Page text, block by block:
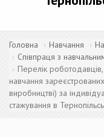
Головна Навчання
Співпраця з
Перелік
навчання
виробництві) за
стажування в